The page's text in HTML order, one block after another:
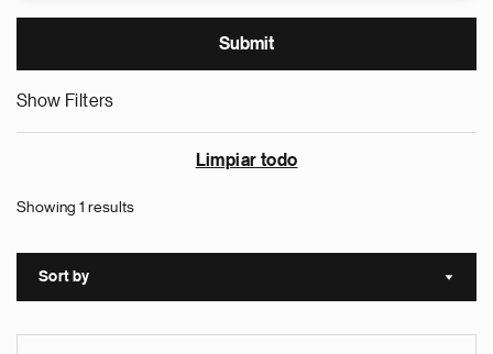
Show Filters
Limpiar todo
Showing 1 results
Sort by Sort